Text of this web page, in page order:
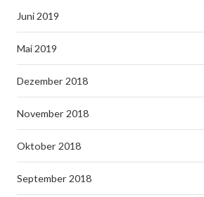
Juni 2019
Mai 2019
Dezember 2018
November 2018
Oktober 2018
September 2018